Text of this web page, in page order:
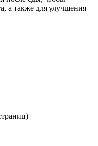
а также для улучшения